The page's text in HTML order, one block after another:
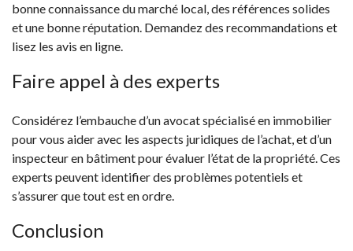
bonne connaissance du marché local, des références solides
et une bonne réputation. Demandez des recommandations et
lisez les avis en ligne.
Faire appel à des experts
Considérez l’embauche d’un avocat spécialisé en immobilier
pour vous aider avec les aspects juridiques de l’achat, et d’un
inspecteur en bâtiment pour évaluer l’état de la propriété. Ces
experts peuvent identifier des problèmes potentiels et
s’assurer que tout est en ordre.
Conclusion